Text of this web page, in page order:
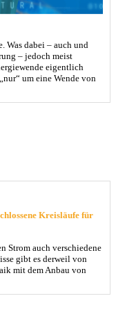
Was dabei – auch und
– jedoch meist
eigentlich
um eine Wende von
Kreisläufe für
Strom auch verschiedene
gibt es derweil von
mit dem Anbau von